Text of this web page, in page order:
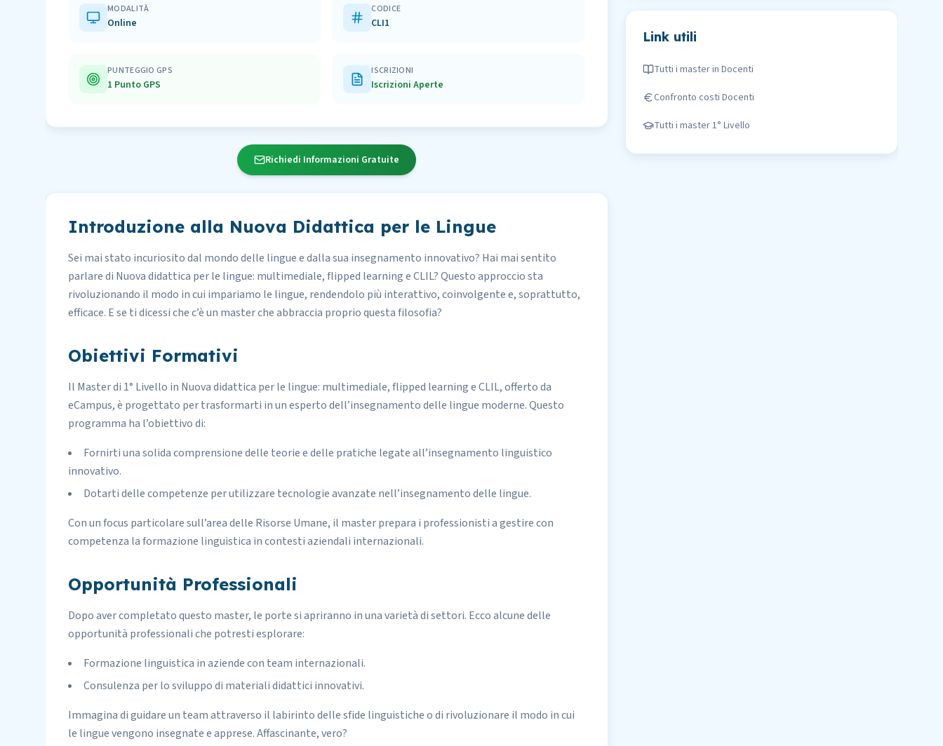
MODALITÀ
Online
CODICE
CLI1
PUNTEGGIO GPS
1 Punto GPS
ISCRIZIONI
Iscrizioni Aperte
Richiedi Informazioni Gratuite
Introduzione alla Nuova Didattica per le Lingue
Sei mai stato incuriosito dal mondo delle lingue e dalla sua insegnamento innovativo? Hai mai sentito
parlare di Nuova didattica per le lingue: multimediale, flipped learning e CLIL? Questo approccio sta
rivoluzionando il modo in cui impariamo le lingue, rendendolo più interattivo, coinvolgente e, soprattutto,
efficace. E se ti dicessi che c’è un master che abbraccia proprio questa filosofia?
Obiettivi Formativi
Il Master di 1° Livello in Nuova didattica per le lingue: multimediale, flipped learning e CLIL, offerto da
eCampus, è progettato per trasformarti in un esperto dell’insegnamento delle lingue moderne. Questo
programma ha l’obiettivo di:
Fornirti una solida comprensione delle teorie e delle pratiche legate all’insegnamento linguistico
innovativo.
Dotarti delle competenze per utilizzare tecnologie avanzate nell’insegnamento delle lingue.
Con un focus particolare sull’area delle Risorse Umane, il master prepara i professionisti a gestire con
competenza la formazione linguistica in contesti aziendali internazionali.
Opportunità Professionali
Dopo aver completato questo master, le porte si apriranno in una varietà di settori. Ecco alcune delle
opportunità professionali che potresti esplorare:
Formazione linguistica in aziende con team internazionali.
Consulenza per lo sviluppo di materiali didattici innovativi.
Immagina di guidare un team attraverso il labirinto delle sfide linguistiche o di rivoluzionare il modo in cui
le lingue vengono insegnate e apprese. Affascinante, vero?
Link utili
Tutti i master in Docenti
Confronto costi Docenti
Tutti i master1° Livello